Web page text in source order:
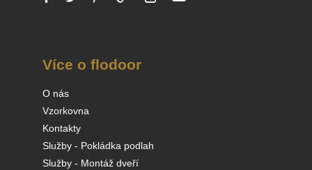
Více o flodoor
O nás
Vzorkovna
Kontakty
Služby - Pokládka podlah
Služby - Montáž dveří